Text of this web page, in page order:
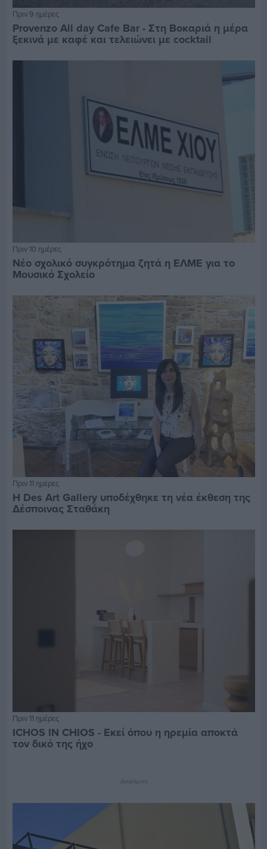
Πριν 9 ημέρες
Provenzo All day Cafe Bar - Στη Βοκαριά η μέρα
ξεκινά με καφέ και τελειώνει με cocktail
Πριν 10 ημέρες
Νέο σχολικό συγκρότημα ζητά η ΕΛΜΕ για το
Μουσικό Σχολείο
Πριν 11 ημέρες
Η Des Art Gallery υποδέχθηκε τη νέα έκθεση της
Δέσποινας Σταθάκη
Πριν 11 ημέρες
ICHOS IN CHIOS - Εκεί όπου η ηρεμία αποκτά
τον δικό της ήχο
Διαφήμιση